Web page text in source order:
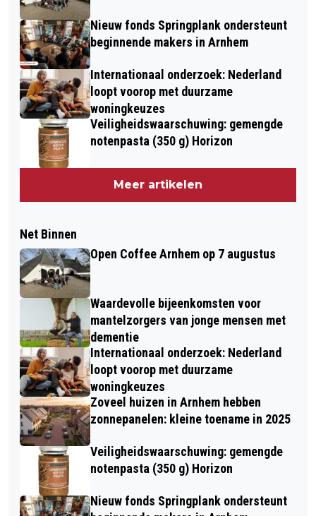
Nieuw fonds Springplank ondersteunt
beginnende makers in Arnhem
Internationaal onderzoek: Nederland
loopt voorop met duurzame
woningkeuzes
Veiligheidswaarschuwing: gemengde
notenpasta (350 g) Horizon
Meer artikelen
Net Binnen
Open Coffee Arnhem op 7 augustus
Waardevolle bijeenkomsten voor
mantelzorgers van jonge mensen met
dementie
Internationaal onderzoek: Nederland
loopt voorop met duurzame
woningkeuzes
Zoveel huizen in Arnhem hebben
zonnepanelen: kleine toename in 2025
Veiligheidswaarschuwing: gemengde
notenpasta (350 g) Horizon
Nieuw fonds Springplank ondersteunt